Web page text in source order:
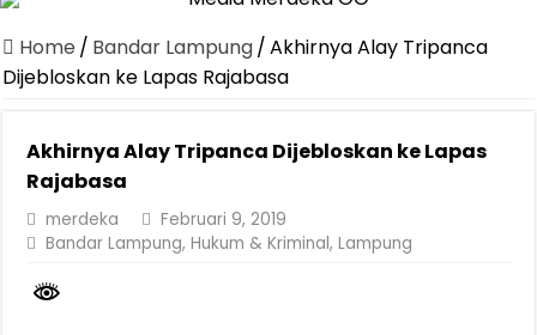
Jasa Raharja Serahkan Santunan kepada Ahli Waris Korban
Canangkan Desa TAPIS dan Luncurkan Sekolah Lansia di
Pemprov Lampung Perkuat Pembangunan Rumah Layak Huni
Dirut Jasa Raharja Dampingi Wamenhub Tinjau Penanganan
Pastikan Pelayanan Maksimal, Direksi Jasa Raharja Tinjau Korban
Home / Bandar Lampung/Akhirnya Alay Tripanca
Dijebloskan ke Lapas Rajabasa
Akhirnya Alay Tripanca Dijebloskan ke Lapas
Rajabasa
merdeka
Februari 9, 2019
Bandar Lampung,Hukum & Kriminal,Lampung